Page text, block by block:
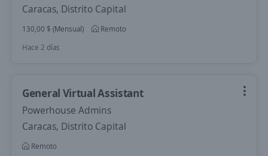
Caracas, Distrito Capital
130,00 $ (Mensual)
Remoto
Hace 2 días
General Virtual Assistant
Powerhouse Admins
Caracas, Distrito Capital
Remoto